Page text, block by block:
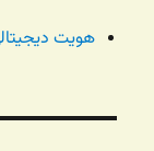
هویت دیجیتالی